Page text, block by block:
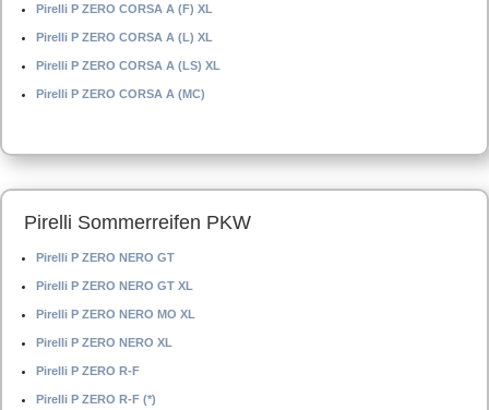
Pirelli P ZERO CORSA A (F) XL
Pirelli P ZERO CORSA A (L) XL
Pirelli P ZERO CORSA A (LS) XL
Pirelli P ZERO CORSA A (MC)
Pirelli Sommerreifen PKW
Pirelli P ZERO NERO GT
Pirelli P ZERO NERO GT XL
Pirelli P ZERO NERO MO XL
Pirelli P ZERO NERO XL
Pirelli P ZERO R-F
Pirelli P ZERO R-F (*)